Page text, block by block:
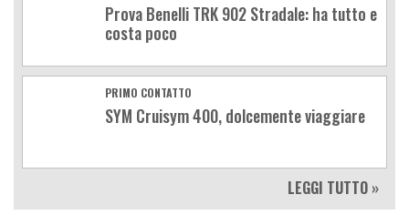
Prova Benelli TRK 902 Stradale: ha tutto e
costa poco
PRIMO CONTATTO
SYM Cruisym 400, dolcemente viaggiare
LEGGI TUTTO »